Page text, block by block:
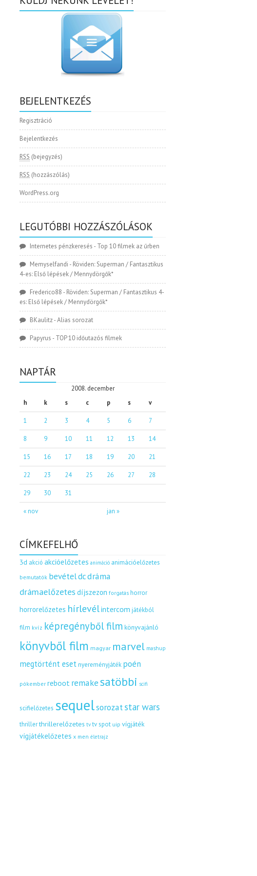
BEJELENTKEZÉS
Regisztráció
Bejelentkezés
RSS (bejegyzés)
RSS (hozzászólás)
WordPress.org
LEGUTÓBBI HOZZÁSZÓLÁSOK
Internetes pénzkeresés - Top 10 filmek az űrben
Memyselfandi - Röviden: Superman / Fantasztikus
4-es: Első lépések / Mennydörgők*
Frederico88 - Röviden: Superman / Fantasztikus 4-
es: Első lépések / Mennydörgők*
BKaulitz-Alias sorozat
Papyrus - TOP 10 időutazós filmek
NAPTÁR
2008. december
h
k s c p s v
« nov jan »
1 2 3 4 5 6 7
8 9 10 11 12 13 14
15 16 17 18 19 20 21
22 23 24 25 26 27 28
29 30 31
CÍMKEFELHŐ
3d akció akcióelőzetes animáció animációelőzetes
bemutatók bevételdcdráma
drámaelőzetes díjszezon forgatás horror
horrorelőzetes hírlevélintercom játékból
film kvíz képregényből film könyvajánló
könyvből film magyar marvel mashup
megtörtént esetnyereményjáték poén
pókember reboot remakesatöbbi scifi
scifielőzetes sequelsorozatstar wars
thrillerthrillerelőzetes tv tv spot uip vígjáték
vígjátékelőzetes x men életrajz